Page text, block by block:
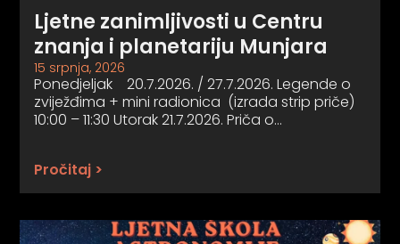
Ljetne zanimljivosti u Centru
znanja i planetariju Munjara
15 srpnja, 2026
Ponedjeljak 20.7.2026. / 27.7.2026. Legende o
zviježđima + mini radionica (izrada strip priče)
10:00 – 11:30 Utorak 21.7.2026. Priča o…
Pročitaj >